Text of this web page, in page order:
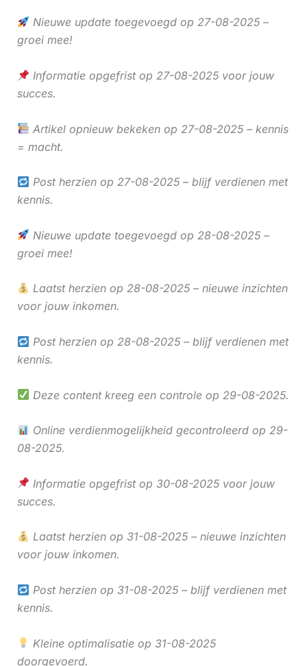
Nieuwe update toegevoegd op 27-08-2025 –
groei mee!
Informatie opgefrist op 27-08-2025 voor jouw
succes.
Artikel opnieuw bekeken op 27-08-2025 – kennis
= macht.
Post herzien op 27-08-2025 – blijf verdienen met
kennis.
Nieuwe update toegevoegd op 28-08-2025 –
groei mee!
Laatst herzien op 28-08-2025 – nieuwe inzichten
voor jouw inkomen.
Post herzien op 28-08-2025 – blijf verdienen met
kennis.
Deze content kreeg een controle op 29-08-2025.
Online verdienmogelijkheid gecontroleerd op 29-
08-2025.
Informatie opgefrist op 30-08-2025 voor jouw
succes.
Laatst herzien op 31-08-2025 – nieuwe inzichten
voor jouw inkomen.
Post herzien op 31-08-2025 – blijf verdienen met
kennis.
Kleine optimalisatie op 31-08-2025
doorgevoerd.